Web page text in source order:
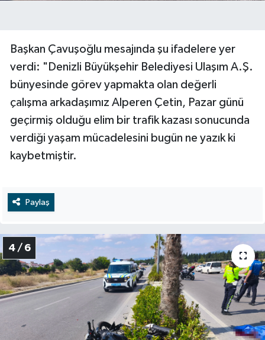
Başkan Çavuşoğlu mesajında şu ifadelere yer
verdi: "Denizli Büyükşehir Belediyesi Ulaşım A.Ş.
bünyesinde görev yapmakta olan değerli
çalışma arkadaşımız Alperen Çetin, Pazar günü
geçirmiş olduğu elim bir trafik kazası sonucunda
verdiği yaşam mücadelesini bugün ne yazık ki
kaybetmiştir.
Paylaş
4 / 6